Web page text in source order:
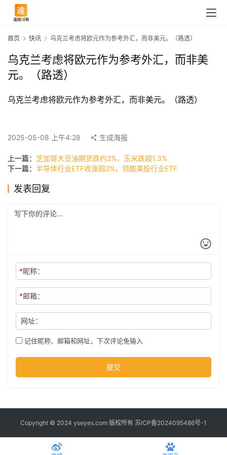
页
讯
科
首页 快讯 乌克兰考虑将欧元作为参考外汇，而非美元。（路透）
乌克兰考虑将欧元作为参考外汇，而非美
元。（路透）
乌克兰考虑将欧元作为参考外汇，而非美元。（路透）
2025-05-08 上午4:28 生成海报
上一篇： 芝加哥大豆油期货跌约2%，玉米跌超1.3%
下一篇： 半导体行业ETF收涨超2%，领跑美股行业ETF
发表回复
*昵称：
*邮箱：
网址：
记住昵称、邮箱和网址，下次评论免输入
提交
Copyright © 2024 yseyes.com 版权所有 苏ICP备2024095486号-1